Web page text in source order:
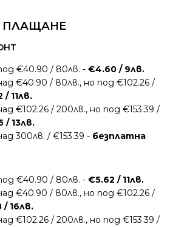
ПЛАЩАНЕ
€40.90 / 80лв. - €4.60 / 9лв.
€40.90 / 80лв., но под €102.26 /
/ 11лв.
€102.26 / 200лв., но под €153.39 /
/ 13лв.
300лв. / €153.39 - безплатна
€40.90 / 80лв. - €5.62 / 11лв.
€40.90 / 80лв., но под €102.26 /
/ 16лв.
€102.26 / 200лв., но под €153.39 /